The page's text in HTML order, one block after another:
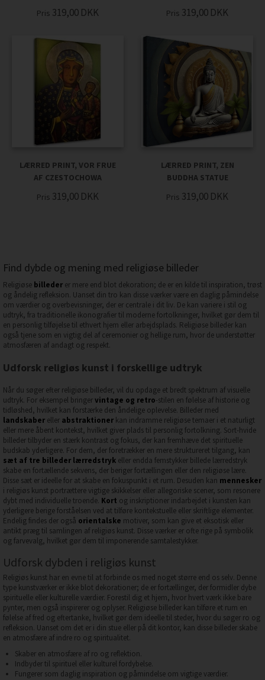
Pris 319,00 DKK Pris 319,00 DKK
LÆRRED PRINT, VOR FRUE
AF CZESTOCHOWA
Pris 319,00 DKK
LÆRRED PRINT, ZEN
BUDDHA STATUE
Pris 319,00 DKK
Find dybde og mening med religiøse billeder
Religiøse billeder er mere end blot dekoration; de er en kilde til inspiration, trøst
og åndelig refleksion. Uanset din tro kan disse værker være en daglig påmindelse
om værdier og overbevisninger, der er centrale i dit liv. De kan variere i stil og
udtryk, fra traditionelle ikonografier til moderne fortolkninger, hvilket gør dem til
en personlig tilføjelse til ethvert hjem eller arbejdsplads. Religiøse billeder kan
også tjene som en vigtig del af ceremonier og hellige rum, hvor de understøtter
atmosfæren af andagt og respekt.
Udforsk religiøs kunst i forskellige udtryk
Når du søger efter religiøse billeder, vil du opdage et bredt spektrum af visuelle
udtryk. For eksempel bringervintage og retro-stilen en følelse af historie og
tidløshed, hvilket kan forstærke den åndelige oplevelse. Billeder med
landskaber eller abstraktioner kan indramme religiøse temaer i et naturligt
eller mere åbent kontekst, hvilket giver plads til personlig fortolkning. Sort-hvide
billeder tilbyder en stærk kontrast og fokus, der kan fremhæve det spirituelle
budskab yderligere. For dem, der foretrækker en mere struktureret tilgang, kan
sæt af tre billeder lærredstryk eller endda femstykker billede lærredstryk
skabe en fortællende sekvens, der beriger fortællingen eller den religiøse lære.
Disse sæt er ideelle for at skabe en fokuspunkt i et rum. Desuden kan mennesker
i religiøs kunst portrættere vigtige skikkelser eller allegoriske scener, som resonere
dybt med individuelle troende. Kort og inskriptioner indarbejdet i kunsten kan
yderligere berige forståelsen ved at tilføre kontekstuelle eller skriftlige elementer.
Endelig findes der også orientalske motiver, som kan give et eksotisk eller
antikt præg til samlingen af religiøs kunst. Disse værker er ofte rige på symbolik
og farvevalg, hvilket gør dem til imponerende samtalestykker.
Udforsk dybden i religiøs kunst
Religiøs kunst har en evne til at forbinde os med noget større end os selv. Denne
type kunstværker er ikke blot dekorationer; de er fortællinger, der formidler dybe
spirituelle eller kulturelle værdier. Forestil dig et hjem, hvor hvert værk ikke bare
pynter, men også inspirerer og oplyser. Religiøse billeder kan tilføre et rum en
følelse af fred og eftertanke, hvilket gør dem ideelle til steder, hvor du søger ro og
refleksion. Uanset om det er i din stue eller på dit kontor, kan disse billeder skabe
en atmosfære af indre ro og spiritualitet.
Skaber en atmosfære af ro og reflektion.
Indbyder til spirituel eller kulturel fordybelse.
Fungerer som daglig inspiration og påmindelse om vigtige værdier.